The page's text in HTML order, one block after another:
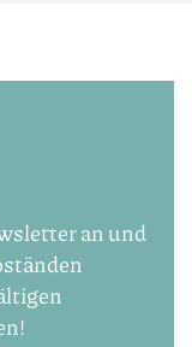
an und